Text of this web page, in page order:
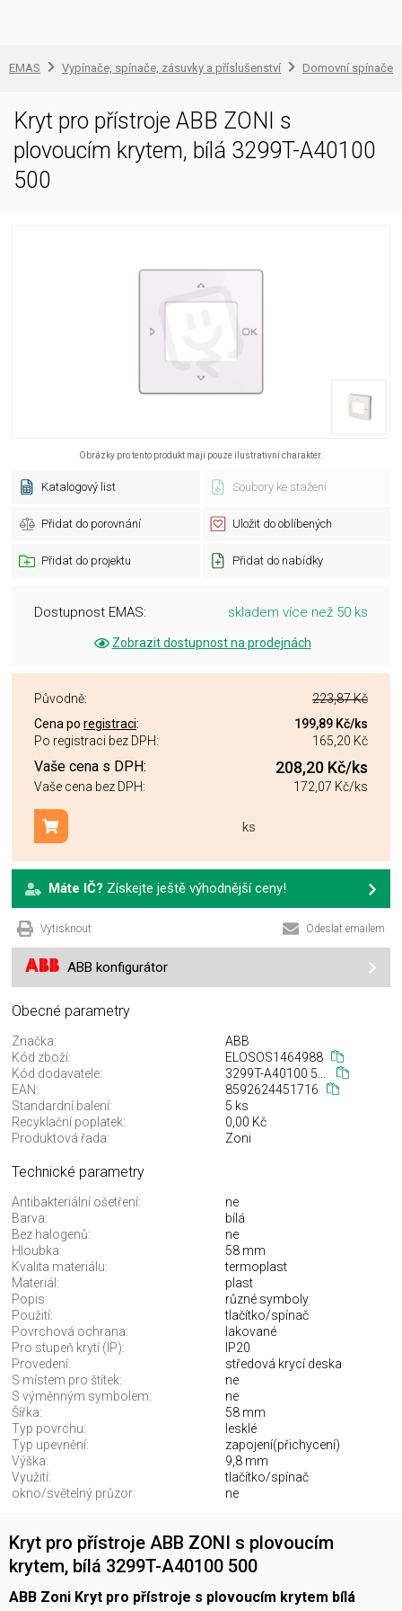
EMAS Vypínače, spínače, zásuvky a příslušenství Domovní spínače
Kryt pro přístroje ABB ZONI s
plovoucím krytem, bílá 3299T-A40100
500
Obrázky pro tento produkt mají pouze ilustrativní charakter.
Katalogový list Soubory ke stažení
Přidat do porovnání Uložit do oblíbených
Přidat do projektu Přidat do nabídky
Dostupnost EMAS: skladem více než 50 ks
Zobrazit dostupnost na prodejnách
Původně:
223,87 Kč
Cena po registraci: 199,89 Kč/ks
Po registraci bez DPH:
165,20 Kč
Vaše cena s DPH: 208,20 Kč/ks
Vaše cena bez DPH: 172,07 Kč/ks
ks
Přidat do košíku
Máte IČ? Získejte ještě výhodnější ceny!
Vytisknout Odeslat emailem
ABB konfigurátor
Obecné parametry
Značka:
ABB
Kód zboží:
ELOSOS1464988
Kód dodavatele:
3299T-A40100 500
EAN:
8592624451716
Standardní balení:
5 ks
Recyklační poplatek:
0,00 Kč
Produktová řada:
Zoni
Technické parametry
Antibakteriální ošetření:
ne
Barva:
bílá
Bez halogenů:
ne
Hloubka:
58 mm
Kvalita materiálu:
termoplast
Materiál:
plast
Popis:
různé symboly
Použití:
tlačítko/spínač
Povrchová ochrana:
lakované
Pro stupeň krytí (IP):
IP20
Provedení:
středová krycí deska
S místem pro štítek:
ne
S výměnným symbolem:
ne
Šířka:
58 mm
Typ povrchu:
lesklé
Typ upevnění:
zapojení(přichycení)
Výška:
9,8 mm
Využití:
tlačítko/spínač
okno/světelný průzor:
ne
Kryt pro přístroje ABB ZONI s plovoucím
krytem, bílá 3299T-A40100 500
ABB Zoni Kryt pro přístroje s plovoucím krytem bílá